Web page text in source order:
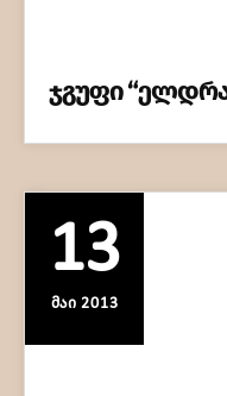
ჯგუფი
13
ᲛᲐᲘ 2013